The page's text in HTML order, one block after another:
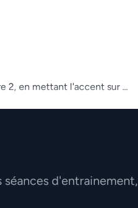
2, en mettant l'accent sur ...
d'entrainement,